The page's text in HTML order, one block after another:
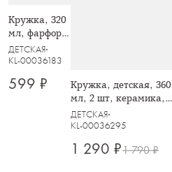
Кружка, 320
мл, фарфор
N, белая,
Ежик у елки,
ДЕТСКАЯ
KL-00036183
599 ₽
Кружка, детская, 360
мл, 2 шт, керамика,
молочно-красная,
Зайчики в шарфах,
ДЕТСКАЯ
KL-00036295
1 290 ₽1 790 ₽